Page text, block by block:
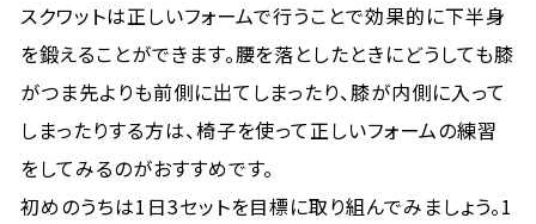
スクワットは正しいフォームで行うことで効果的に下半身
を鍛えることができます。腰を落としたときにどうしても膝
がつま先よりも前側に出てしまったり、膝が内側に入って
しまったりする方は、椅子を使って正しいフォームの練習
をしてみるのがおすすめです。
初めのうちは1日3セットを目標に取り組んでみましょう。1